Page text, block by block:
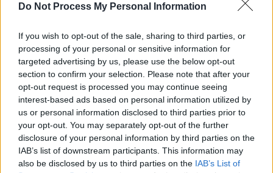
Do Not Process My Personal Information
If you wish to opt-out of the sale, sharing to third parties, or
processing of your personal or sensitive information for
targeted advertising by us, please use the below opt-out
section to confirm your selection. Please note that after your
opt-out request is processed you may continue seeing
interest-based ads based on personal information utilized by
us or personal information disclosed to third parties prior to
your opt-out. You may separately opt-out of the further
disclosure of your personal information by third parties on the
IAB’s list of downstream participants. This information may
also be disclosed by us to third parties on the IAB’s List of
Imagem: timmossholder/DepositPhotos
Sasha é uma escritora de notícias que trabalha no
escritório de Mashable em São Francisco. Ela nasceu em
São Francisco, frequentou a UC Davis e obteve seu
mestrado na Escola de Jornalismo da UC Berkeley. Ao
longo dos anos, ela tem trabalhado como repórter em
várias publicações, incluindo Bay City News, SFGate e
até mesmo no Chicago Tribune. Ela é conhecida por sua
eficiência e sua dedicação ao trabalho.